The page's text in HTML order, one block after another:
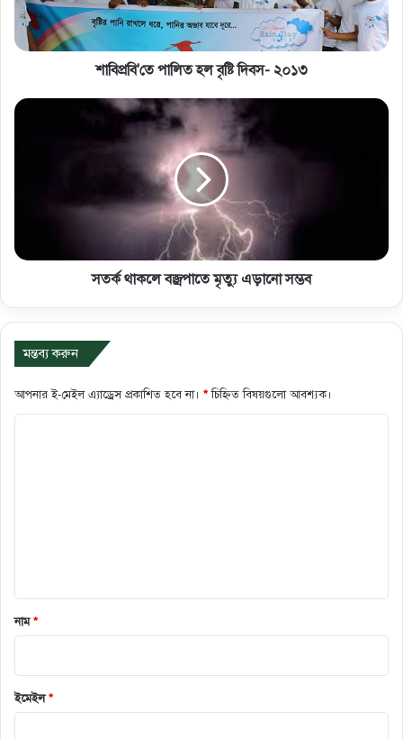
শাবিপ্রবি'তে পালিত হল বৃষ্টি দিবস- ২০১৩
সতর্ক থাকলে বজ্রপাতে মৃত্যু এড়ানো সম্ভব
মন্তব্য করুন
আপনার ই-মেইল এ্যাড্রেস প্রকাশিত হবে না। *চিহ্নিত বিষয়গুলো আবশ্যক।
নাম*
ইমেইল*